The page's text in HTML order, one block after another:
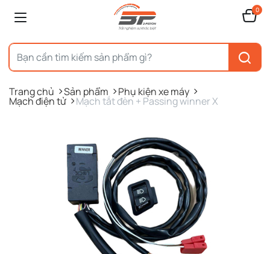
0
Trang chủ Sản phẩm Phụ kiện xe máy
Mạch điện tử Mạch tắt đèn + Passing winner X